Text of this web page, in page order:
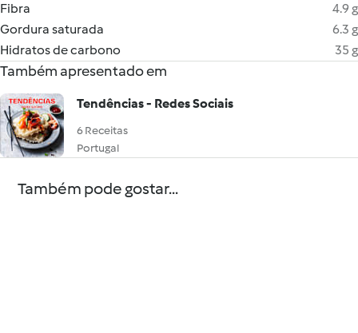
Fibra
4.9 g
Gordura saturada
6.3 g
Hidratos de carbono
35 g
Também apresentado em
Tendências - Redes Sociais
6 Receitas
Portugal
Também pode gostar...